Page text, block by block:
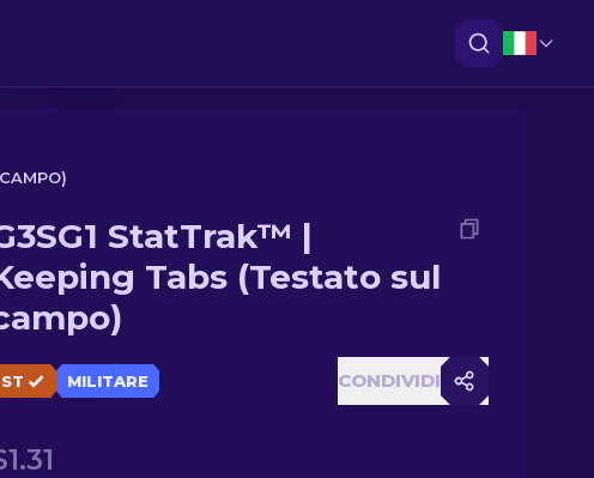
StatTrak™ |
Tabs (Testato sul
ST MILITARE CONDIVIDI